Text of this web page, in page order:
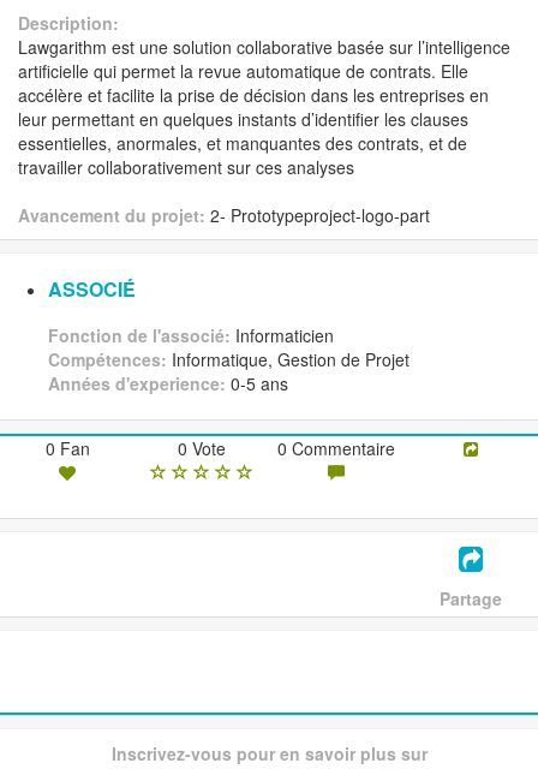
Description:
Lawgarithm est une solution collaborative basée sur l’intelligence
artificielle qui permet la revue automatique de contrats. Elle
accélère et facilite la prise de décision dans les entreprises en
leur permettant en quelques instants d’identifier les clauses
essentielles, anormales, et manquantes des contrats, et de
travailler collaborativement sur ces analyses
Avancement du projet: 2- Prototypeproject-logo-part
ASSOCIÉ
Fonction de l'associé: Informaticien
Compétences: Informatique, Gestion de Projet
Années d'experience: 0-5 ans
0 Fan 0 Vote 0 Commentaire
Partage
Inscrivez-vous pour en savoir plus sur